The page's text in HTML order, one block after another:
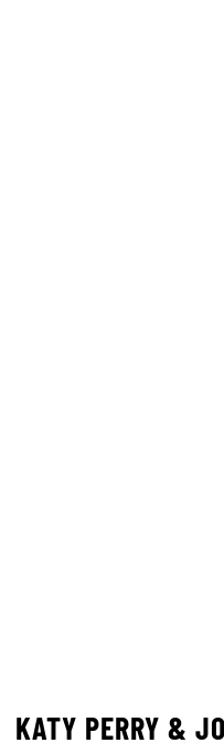
KATY PERRY &